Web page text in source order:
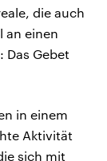
die auch
an einen
Das Gebet
in einem
Aktivität
sich mit